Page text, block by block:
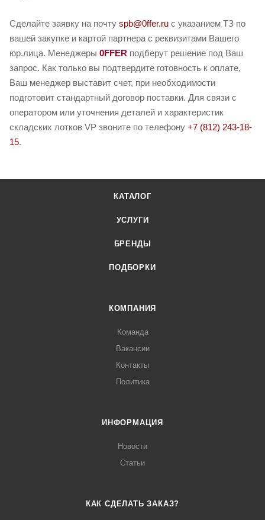
Сделайте заявку на почту spb@0ffer.ru с указанием ТЗ по
вашей закупке и картой партнера с реквизитами Вашего
юр.лица. Менеджеры 0FFER подберут решение под Ваш
запрос. Как только вы подтвердите готовность к оплате,
Ваш менеджер выставит счет, при необходимости
подготовит стандартный договор поставки. Для связи с
оператором или уточнения деталей и характеристик
складских лотков VP звоните по телефону +7 (812) 243-18-
15.
КАТАЛОГ
УСЛУГИ
БРЕНДЫ
ПОДБОРКИ
КОМПАНИЯ
Команда
Вакансии
Контакты
Политика
ИНФОРМАЦИЯ
Новости
Статьи
КАК СДЕЛАТЬ ЗАКАЗ?